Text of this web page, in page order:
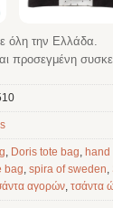
όλη την Ελλάδα.
προσεγμένη
Doris tote bag hand
bag spira of sweden
αγορών τσάντα